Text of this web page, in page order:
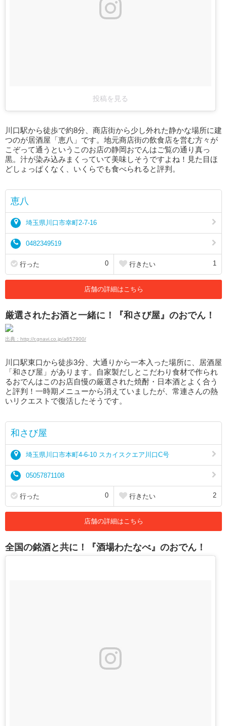
投稿を見る
川口駅から徒歩で約8分、商店街から少し外れた静かな場所に建
つのが居酒屋「恵八」です。地元商店街の飲食店を営む方々が
こぞって通うというこのお店の静岡おでんはご覧の通り真っ
黒。汁が染み込みまくっていて美味しそうですよね！見た目ほ
どしょっぱくなく、いくらでも食べられると評判。
恵八
埼玉県川口市幸町2-7-16
0482349519
行った 0 行きたい 1
店舗の詳細はこちら
厳選されたお酒と一緒に！『和さび屋』のおでん！
出典：http://r.gnavi.co.jp/a657900/
川口駅東口から徒歩3分、大通りから一本入った場所に、居酒屋
「和さび屋」があります。自家製だしとこだわり食材で作られ
るおでんはこのお店自慢の厳選された焼酎・日本酒とよく合う
と評判！一時期メニューから消えていましたが、常連さんの熱
いリクエストで復活したそうです。
和さび屋
埼玉県川口市本町4-6-10 スカイスクエア川口C号
05057871108
行った 0 行きたい 2
店舗の詳細はこちら
全国の銘酒と共に！『酒場わたなべ』のおでん！